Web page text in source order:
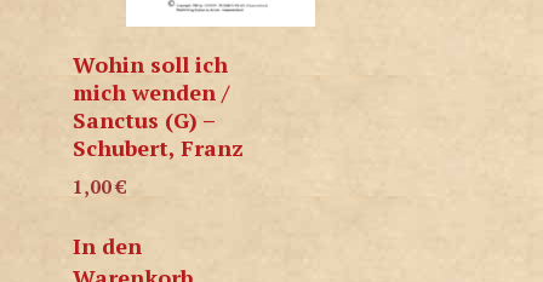
Wohin soll ich
mich wenden /
Sanctus (G) –
Schubert, Franz
1,00€
In den